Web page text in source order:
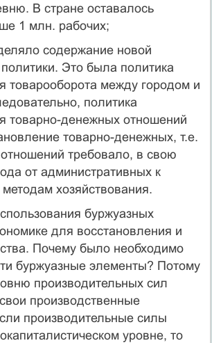
В стране оставалось
1 млн. рабочих;
содержание новой
Это была политика
товарооборота между городом и
политика
товарно-денежных отношений
товарно-денежных, т.е.
требовало, в свою
от административных к
хозяйствования.
буржуазных
для восстановления и
Почему было необходимо
буржуазные элементы? Потому
производительных сил
производственные
производительные силы
уровне, то